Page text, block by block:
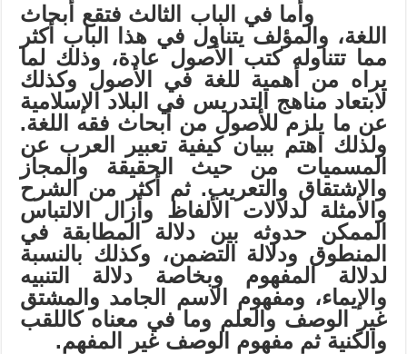
وأما في الباب الثالث فتقع أبحاث
اللغة، والمؤلف يتناول في هذا الباب أكثر
مما تتناوله كتب الأصول عادة، وذلك لما
يراه من أهمية للغة في الأصول وكذلك
لابتعاد مناهج التدريس في البلاد الإسلامية
عن ما يلزم للأصول من أبحاث فقه اللغة.
ولذلك اهتم ببيان كيفية تعبير العرب عن
المسميات من حيث الحقيقة والمجاز
والاشتقاق والتعريب. ثم أكثر من الشرح
والأمثلة لدلالات الألفاظ وأزال الالتباس
الممكن حدوثه بين دلالة المطابقة في
المنطوق ودلالة التضمن، وكذلك بالنسبة
لدلالة المفهوم وبخاصة دلالة التنبيه
والإيماء، ومفهوم الاسم الجامد والمشتق
غير الوصف والعلم وما في معناه كاللقب
والكنية ثم مفهوم الوصف غير المفهم.